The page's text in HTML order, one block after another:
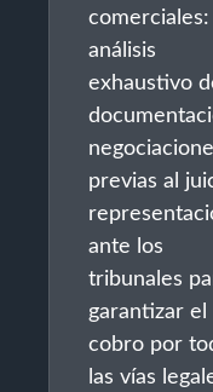
comerciales:
análisis
exhaustivo
previas al
ante los
tribunales
garantizar el
cobro por
las vías